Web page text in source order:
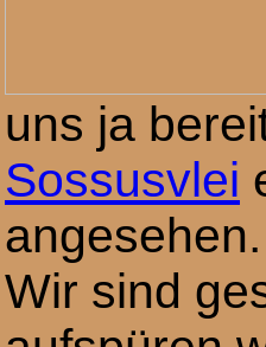
uns ja
Sossusvlei
angesehen.
Wir sind